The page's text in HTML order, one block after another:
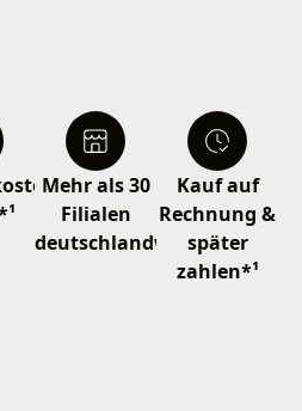
Mehr als 30
Filialen
deutschlandweit
Kauf auf
Rechnung &
später
zahlen*¹